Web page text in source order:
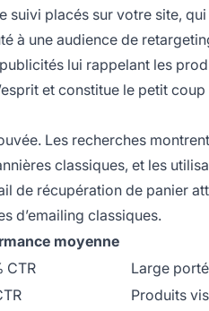
placés sur votre site,
à une audience de
lui rappelant les
et constitue le petit
Les recherches
classiques, et les
de récupération de panier
d’emailing classiques.
moyenne
CTR
Large
Produits